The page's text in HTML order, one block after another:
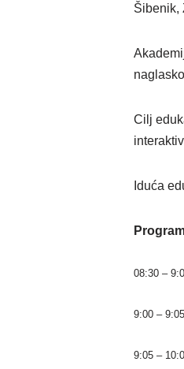
Šibenik,
Cilj
Iduća
08:30 –
9:00 –
9:05 –